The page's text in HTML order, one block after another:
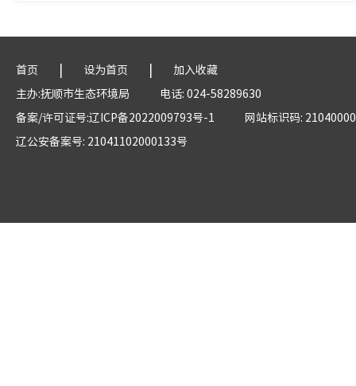
首页 | 设为首页 |
加入收藏
主办:抚顺市生态环境局
电话: 024-58289630
备案/许可证号:辽ICP备2022009793号-1
网站标识码:
辽公安备案号: 21041102000133号